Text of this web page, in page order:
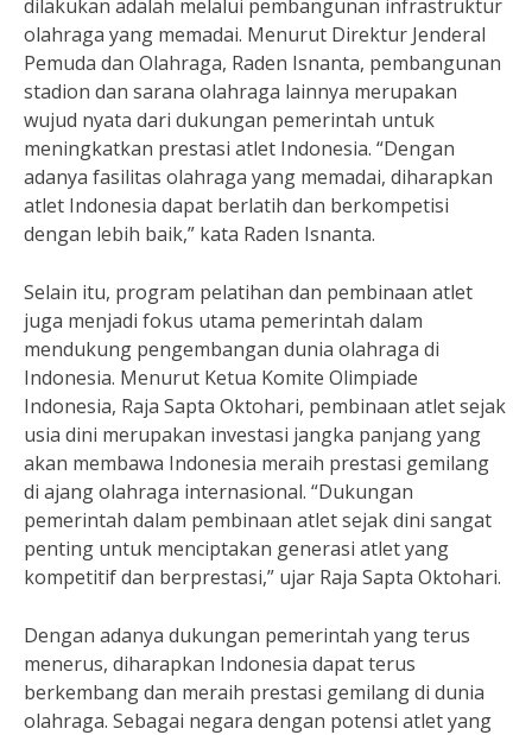
dilakukan adalah melalui pembangunan infrastruktur
olahraga yang memadai. Menurut Direktur Jenderal
Pemuda dan Olahraga, Raden Isnanta, pembangunan
stadion dan sarana olahraga lainnya merupakan
wujud nyata dari dukungan pemerintah untuk
meningkatkan prestasi atlet Indonesia. “Dengan
adanya fasilitas olahraga yang memadai, diharapkan
atlet Indonesia dapat berlatih dan berkompetisi
dengan lebih baik,” kata Raden Isnanta.
Selain itu, program pelatihan dan pembinaan atlet
juga menjadi fokus utama pemerintah dalam
mendukung pengembangan dunia olahraga di
Indonesia. Menurut Ketua Komite Olimpiade
Indonesia, Raja Sapta Oktohari, pembinaan atlet sejak
usia dini merupakan investasi jangka panjang yang
akan membawa Indonesia meraih prestasi gemilang
di ajang olahraga internasional. “Dukungan
pemerintah dalam pembinaan atlet sejak dini sangat
penting untuk menciptakan generasi atlet yang
kompetitif dan berprestasi,” ujar Raja Sapta Oktohari.
Dengan adanya dukungan pemerintah yang terus
menerus, diharapkan Indonesia dapat terus
berkembang dan meraih prestasi gemilang di dunia
olahraga. Sebagai negara dengan potensi atlet yang